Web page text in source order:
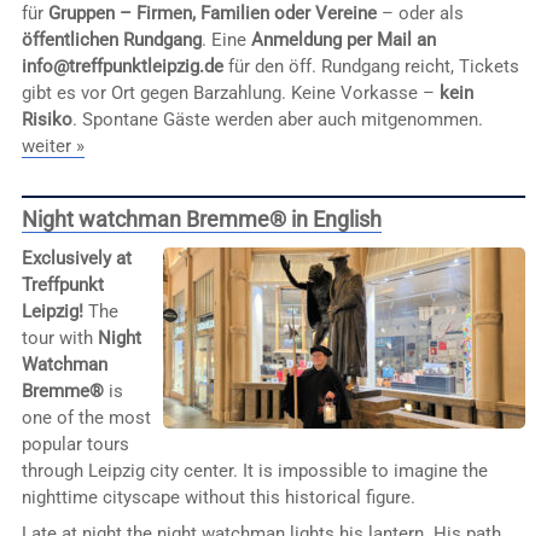
für Gruppen – Firmen, Familien oder Vereine– oder als
öffentlichen Rundgang. Eine Anmeldung per Mail an
info@treffpunktleipzig.de für den öff. Rundgang reicht, Tickets
gibt es vor Ort gegen Barzahlung. Keine Vorkasse – kein
Risiko. Spontane Gäste werden aber auch mitgenommen.
weiter »
Night watchman Bremme® in English
Exclusively at
Treffpunkt
Leipzig!The
tour with Night
Watchman
Bremme®is
one of the most
popular tours
through Leipzig city center. It is impossible to imagine the
nighttime cityscape without this historical figure.